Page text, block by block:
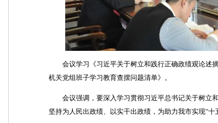
会议学习《习近平关于树立和践行正确政绩观论述
机关党组班子学习教育查摆问题清单》。
会议强调，要深入学习贯彻习近平总书记关于树立
坚持为人民出政绩、以实干出政绩，为助力我市实现“